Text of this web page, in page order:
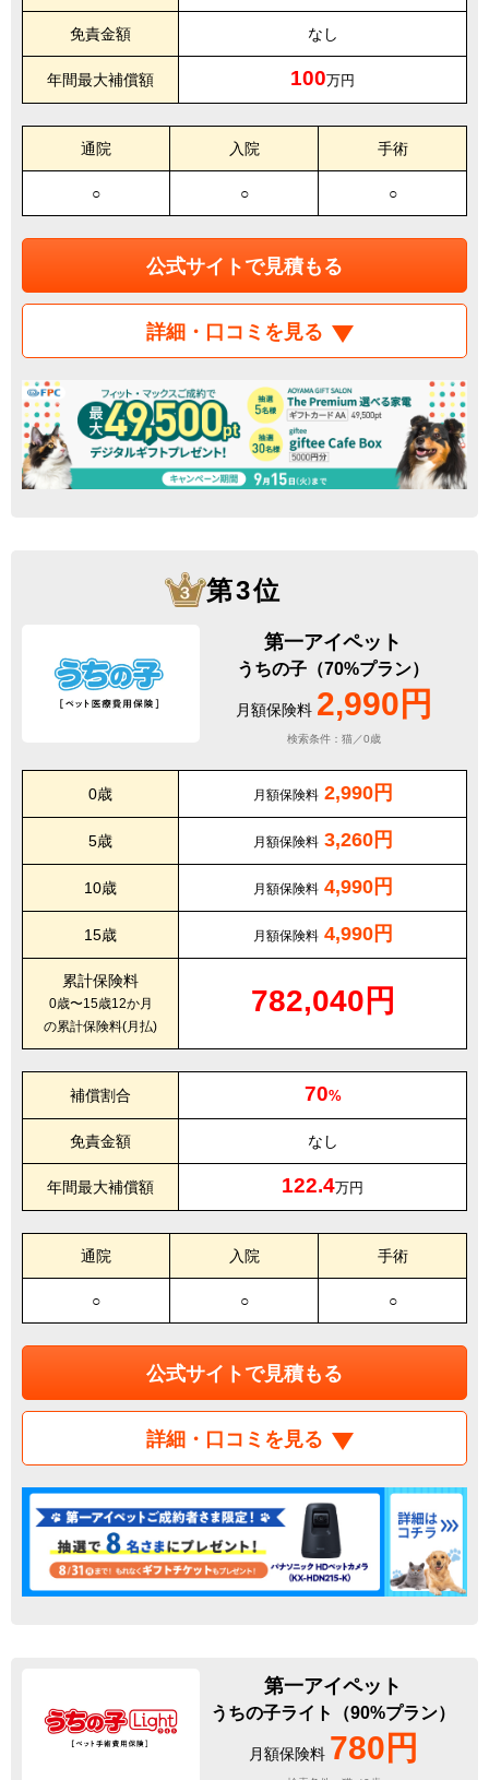
免責金額 なし
年間最大補償額 100万円
通院 入院 手術
○ ○ ○
公式サイトで見積もる
詳細・口コミを見る
第3位
第一アイペット
うちの子（70%プラン）
月額保険料 2,990円
検索条件：猫／0歳
0歳 月額保険料 2,990円
5歳 月額保険料 3,260円
10歳 月額保険料 4,990円
15歳 月額保険料 4,990円
累計保険料
0歳〜15歳12か月
の累計保険料(月払)
782,040円
補償割合 70%
免責金額 なし
年間最大補償額 122.4万円
通院 入院 手術
○ ○ ○
公式サイトで見積もる
詳細・口コミを見る
第一アイペット
うちの子ライト（90%プラン）
月額保険料 780円